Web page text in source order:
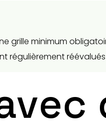
minimum